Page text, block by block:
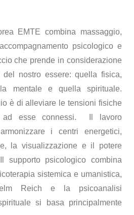
EMTE combina massaggio,
psicologico e
che prende in considerazione
del nostro essere: quella fisica,
mentale e quella spirituale.
è di alleviare le tensioni fisiche
esse connessi. Il lavoro
i centri energetici,
la visualizzazione e il potere
supporto psicologico combina
sistemica e umanistica,
Reich e la psicoanalisi
si basa principalmente